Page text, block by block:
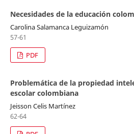
Necesidades de la educación
Carolina Salamanca Leguizamón
57-61
PDF
Problemática de la propiedad
escolar colombiana
Jeisson Celis Martínez
62-64